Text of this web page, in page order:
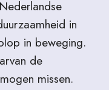
in
in beweging.
de
missen.